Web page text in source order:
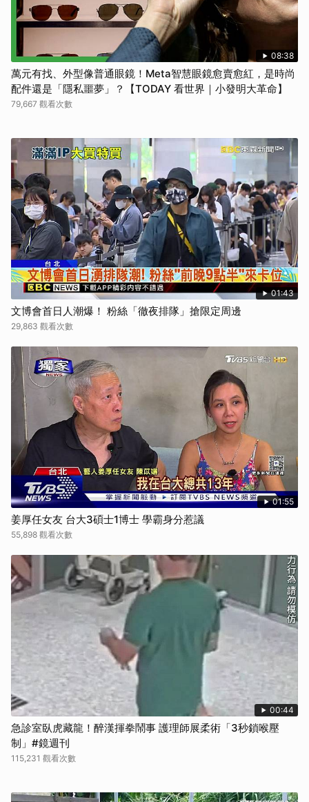
08:38
萬元有找、外型像普通眼鏡！Meta智慧眼鏡愈賣愈紅，是時尚
配件還是「隱私噩夢」？【TODAY 看世界｜小發明大革命】
79,667 觀看次數
01:43
文博會首日人潮爆！ 粉絲「徹夜排隊」搶限定周邊
29,863 觀看次數
01:55
姜厚任女友 台大3碩士1博士 學霸身分惹議
55,898 觀看次數
00:44
急診室臥虎藏龍！醉漢揮拳鬧事 護理師展柔術「3秒鎖喉壓
制」#鏡週刊
115,231 觀看次數